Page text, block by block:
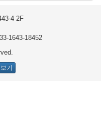
4 2F
1643-18452
기